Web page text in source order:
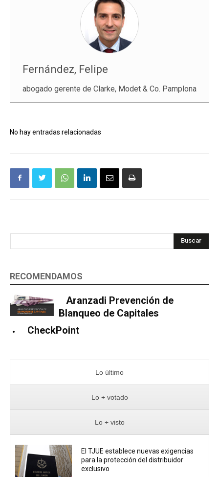
Fernández, Felipe
abogado gerente de Clarke, Modet & Co. Pamplona
No hay entradas relacionadas
Buscar
RECOMENDAMOS
Aranzadi Prevención de
Blanqueo de Capitales
CheckPoint
Lo último
Lo + votado
Lo + visto
El TJUE establece nuevas exigencias
para la protección del distribuidor
exclusivo